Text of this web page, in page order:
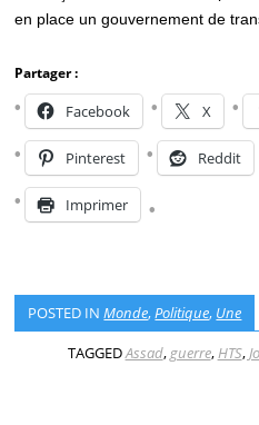
en place un gouvernement de
Partager :
Facebook X
Pinterest Reddit
Imprimer
POSTED INMonde,Politique, Une
TAGGEDAssad,guerre,HTS,